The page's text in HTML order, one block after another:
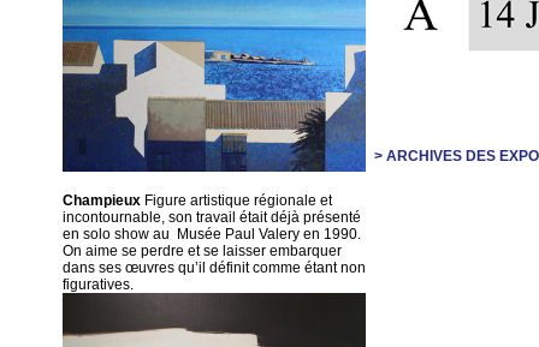
Champieux Figure artistique régionale et
incontournable, son travail était déjà présenté
en solo show au Musée Paul Valery en 1990.
On aime se perdre et se laisser embarquer
dans ses œuvres qu’il définit comme étant non
figuratives.
> ARCHIVES DES